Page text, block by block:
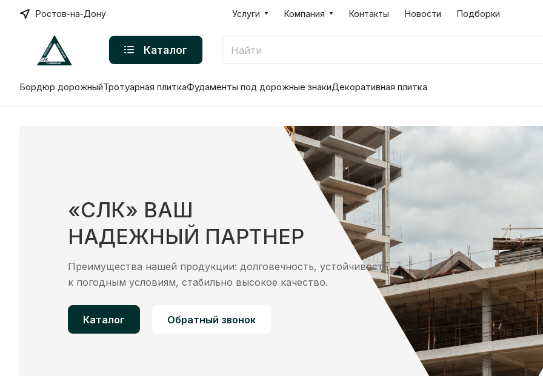
Ростов-на-Дону Услуги Компания Контакты Новости Подборки
Каталог
Бордюр дорожныйТротуарная плиткаФудаменты под дорожные знакиДекоративная плитка
‭«СЛК» ВАШ
НАДЕЖНЫЙ ПАРТНЕР
Преимущества нашей продукции: долговечность, устойчивость
к погодным условиям, стабильно высокое качество.
Каталог Обратный звонок